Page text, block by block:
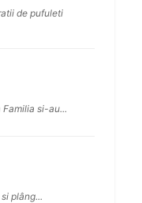
de pufuleti
si-au...
plâng...